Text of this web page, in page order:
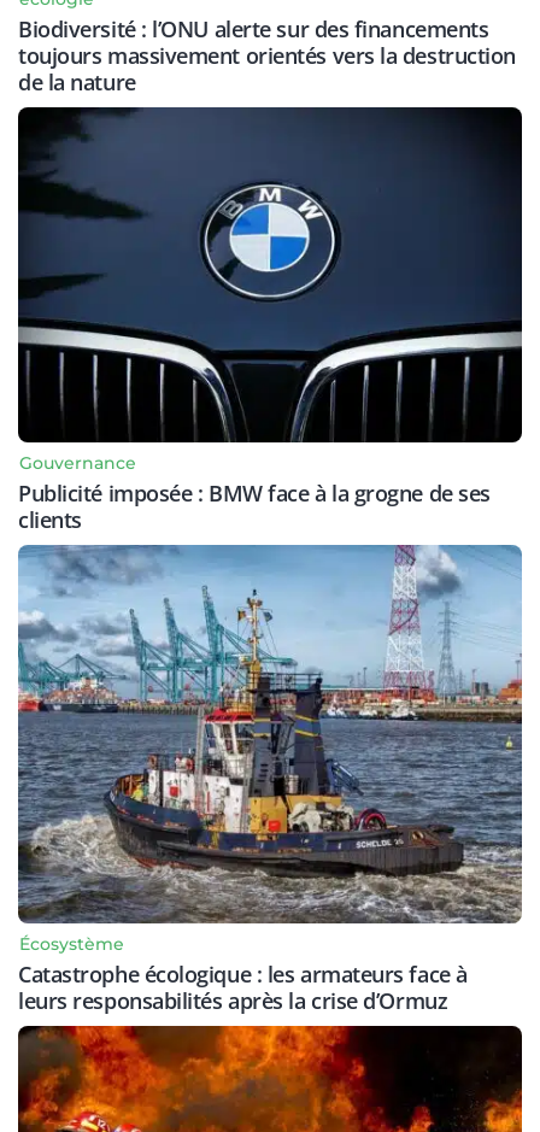
Biodiversité : l’ONU alerte sur des financements
toujours massivement orientés vers la destruction
de la nature
Gouvernance
Publicité imposée : BMW face à la grogne de ses
clients
Écosystème
Catastrophe écologique : les armateurs face à
leurs responsabilités après la crise d’Ormuz